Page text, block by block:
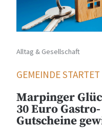
Alltag & Gesellschaft
GEMEINDE
Marpinger
30 Euro
Gutscheine